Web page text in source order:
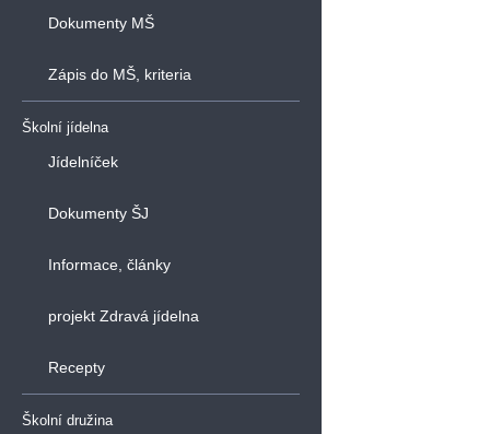
Dokumenty MŠ
Zápis do MŠ, kriteria
Školní jídelna
Jídelníček
Dokumenty ŠJ
Informace, články
projekt Zdravá jídelna
Recepty
Školní družina